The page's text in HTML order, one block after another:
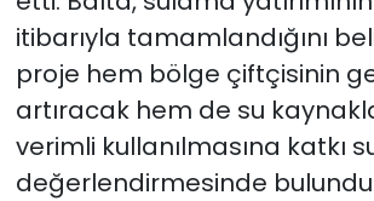
itibarıyla tamamlandığını
proje hem bölge çiftçisinin
artıracak hem de su
verimli kullanılmasına katkı
değerlendirmesinde